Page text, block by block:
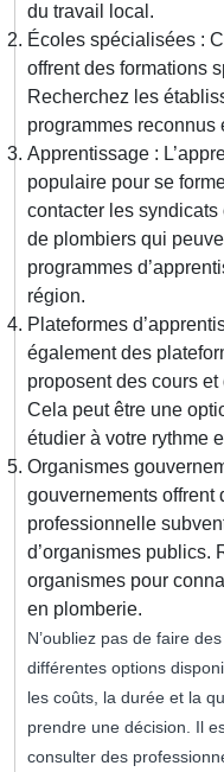
du travail local.
Écoles spécialisées :
offrent des formations
Recherchez les
programmes reconnus
Apprentissage :
populaire pour se
contacter les
de plombiers qui
programmes
région.
Plateformes
également des
proposent des cours
Cela peut être une
étudier à votre rythme
Organismes
gouvernements offrent
professionnelle
d’organismes publics.
organismes pour
en plomberie.
N’oubliez pas de faire
différentes options
les coûts, la durée et la
prendre une décision. Il
consulter des